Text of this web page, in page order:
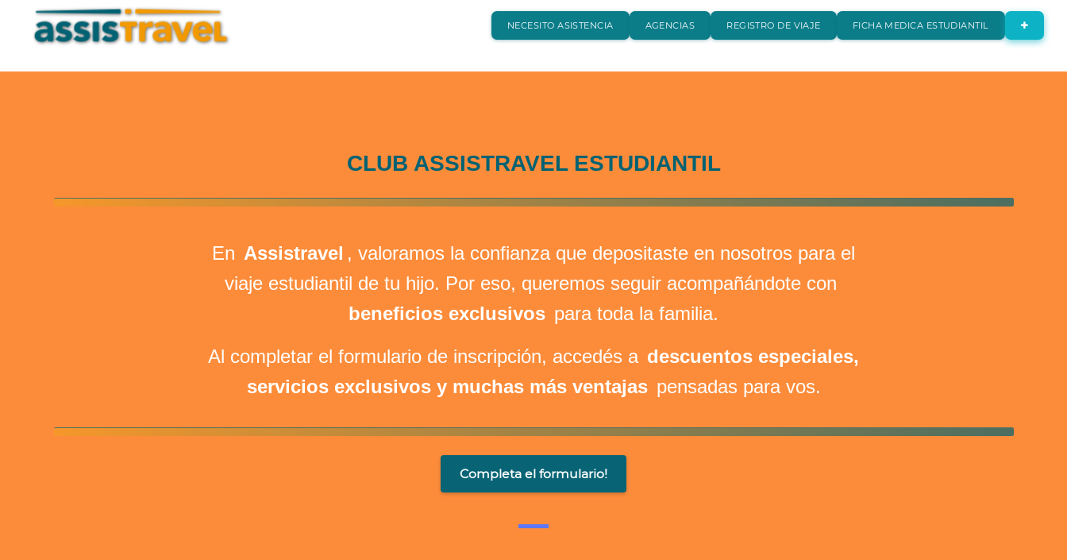
NECESITO ASISTENCIA AGENCIAS REGISTRO DE VIAJE FICHA MEDICA ESTUDIANTIL
CLUB ASSISTRAVEL ESTUDIANTIL
En Assistravel , valoramos la confianza que depositaste en nosotros para el
viaje estudiantil de tu hijo. Por eso, queremos seguir acompañándote con
beneficios exclusivos para toda la familia.
Al completar el formulario de inscripción, accedés a descuentos especiales,
servicios exclusivos y muchas más ventajas pensadas para vos.
Completa el formulario!